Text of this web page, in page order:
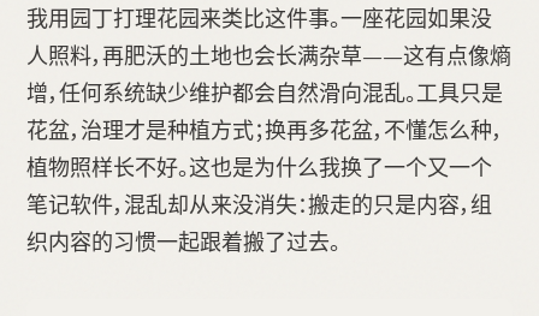
我用园丁打理花园来类比这件事。一座花园如果没
人照料，再肥沃的土地也会长满杂草——这有点像熵
增，任何系统缺少维护都会自然滑向混乱。工具只是
花盆，治理才是种植方式；换再多花盆，不懂怎么种，
植物照样长不好。这也是为什么我换了一个又一个
笔记软件，混乱却从来没消失：搬走的只是内容，组
织内容的习惯一起跟着搬了过去。